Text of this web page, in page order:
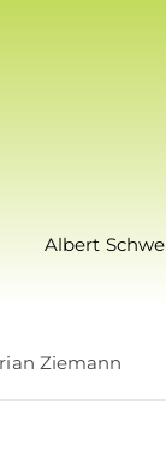
Albert
Ziemann